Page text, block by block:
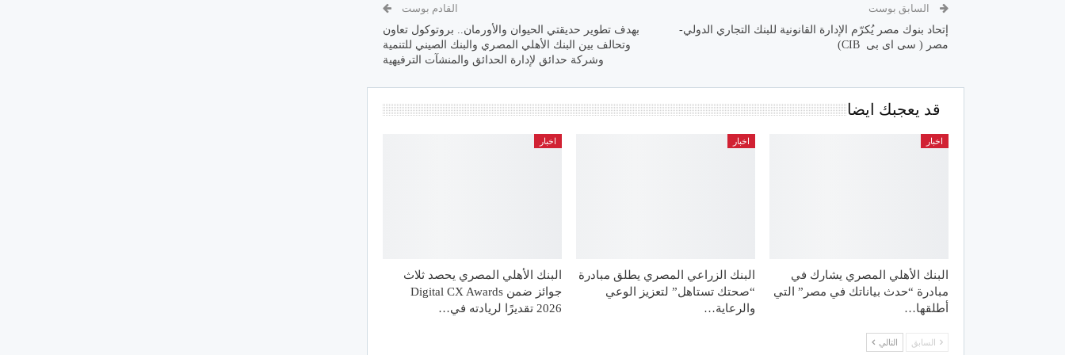
السابق بوست
إتحاد بنوك مصر يُكرّم الإدارة القانونية للبنك التجاري الدولي-
مصر ( سى اى بى CIB)
القادم بوست
بهدف تطوير حديقتي الحيوان والأورمان.. بروتوكول تعاون
وتحالف بين البنك الأهلي المصري والبنك الصيني للتنمية
وشركة حدائق لإدارة الحدائق والمنشآت الترفيهية
قد يعجبك ايضا
اخبار
البنك الأهلي المصري يشارك في
مبادرة “حدث بياناتك في مصر” التي
أطلقها…
اخبار
البنك الزراعي المصري يطلق مبادرة
“صحتك تستاهل” لتعزيز الوعي
والرعاية…
اخبار
البنك الأهلي المصري يحصد ثلاث
جوائز ضمن Digital CX Awards
2026 تقديرًا لريادته في…
السابق التالي